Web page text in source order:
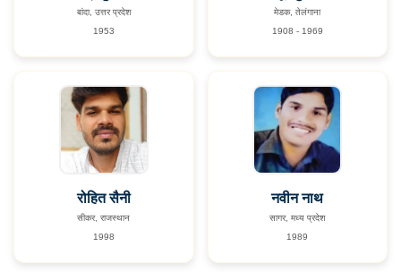
बांदा, उत्तर प्रदेश
1953
मेडक, तेलंगाना
1908 - 1969
रोहित सैनी
सीकर, राजस्थान
1998
नवीन नाथ
सागर, मध्य प्रदेश
1989